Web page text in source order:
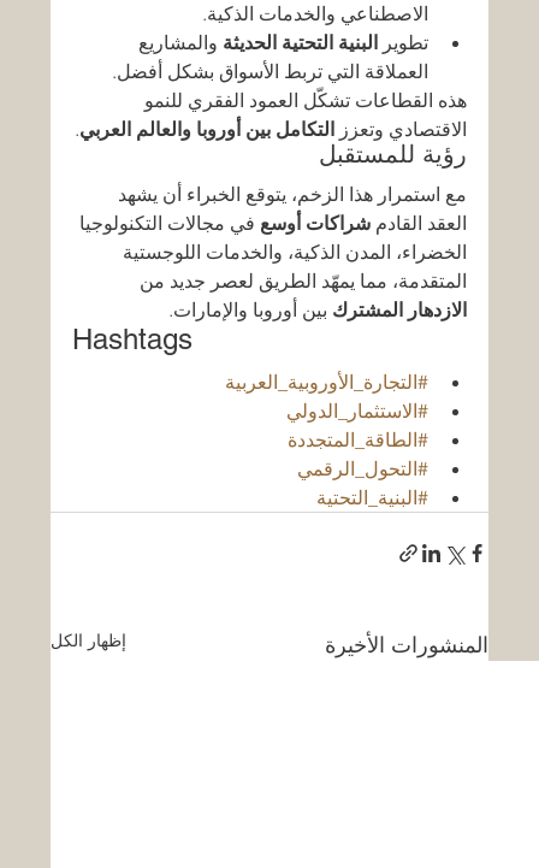
الاصطناعي والخدمات الذكية.
تطوير البنية التحتية الحديثة والمشاريع
العملاقة التي تربط الأسواق بشكل أفضل.
هذه القطاعات تشكّل العمود الفقري للنمو
الاقتصادي وتعزز التكامل بين أوروبا والعالم العربي.
رؤية للمستقبل
مع استمرار هذا الزخم، يتوقع الخبراء أن يشهد
العقد القادم شراكات أوسع في مجالات التكنولوجيا
الخضراء، المدن الذكية، والخدمات اللوجستية
المتقدمة، مما يمهّد الطريق لعصر جديد من
الازدهار المشترك بين أوروبا والإمارات.
Hashtags
#التجارة_الأوروبية_العربية
#الاستثمار_الدولي
#الطاقة_المتجددة
#التحول_الرقمي
#البنية_التحتية
المنشورات الأخيرة إظهار الكل